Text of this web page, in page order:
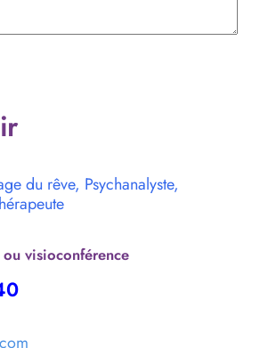
du rêve, Psychanalyste,
visioconférence